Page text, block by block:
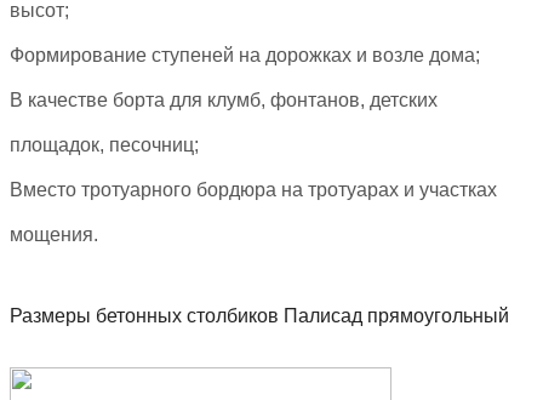
высот;
Формирование ступеней на дорожках и возле дома;
В качестве борта для клумб, фонтанов, детских
площадок, песочниц;
Вместо тротуарного бордюра на тротуарах и участках
мощения.
Размеры бетонных столбиков Палисад прямоугольный